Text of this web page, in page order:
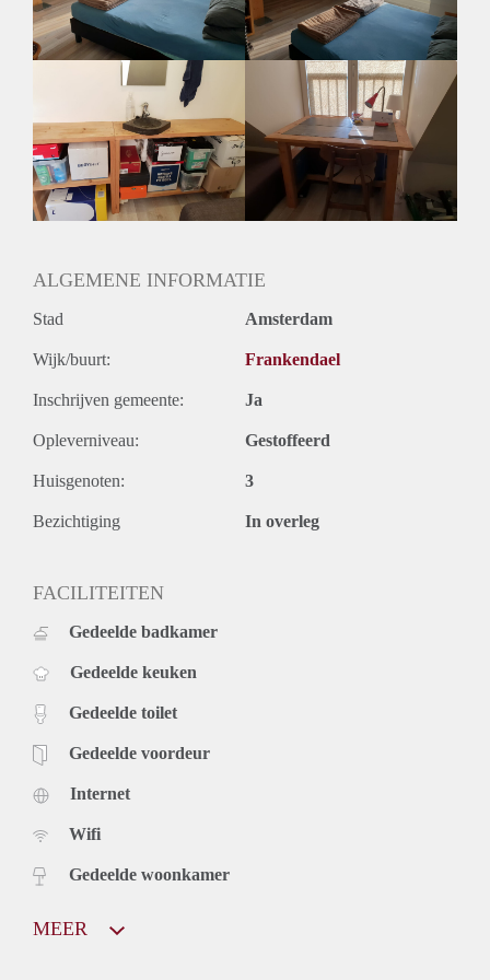
pm me with a short introduction and any questions you have.
Cheers!
ALGEMENE INFORMATIE
Stad Amsterdam
Wijk/buurt: Frankendael
Inschrijven gemeente: Ja
Opleverniveau: Gestoffeerd
Huisgenoten: 3
Bezichtiging In overleg
FACILITEITEN
Gedeelde badkamer
Gedeelde keuken
Gedeelde toilet
Gedeelde voordeur
Internet
Wifi
Gedeelde woonkamer
MEER